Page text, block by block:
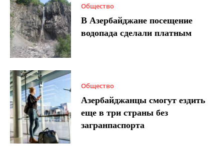
Общество
В Азербайджане посещение
водопада сделали платным
Общество
Азербайджанцы смогут ездить
еще в три страны без
загранпаспорта